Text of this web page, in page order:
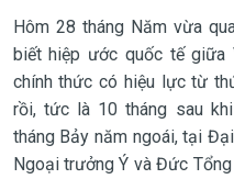
Hôm 28 tháng Năm vừa
biết hiệp ước quốc tế giữa
chính thức có hiệu lực từ
rồi, tức là 10 tháng sau
tháng Bảy năm ngoái, tại
Ngoại trưởng Ý và Đức